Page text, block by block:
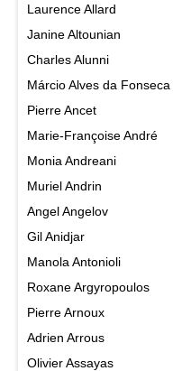
Laurence Allard
Janine Altounian
Charles Alunni
Márcio Alves da Fonseca
Pierre Ancet
Marie-Françoise André
Monia Andreani
Muriel Andrin
Angel Angelov
Gil Anidjar
Manola Antonioli
Roxane Argyropoulos
Pierre Arnoux
Adrien Arrous
Olivier Assayas